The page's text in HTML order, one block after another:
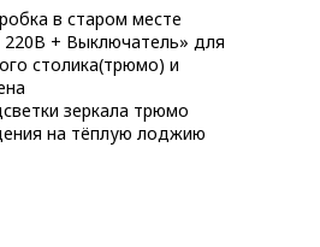
в старом месте
220В + Выключатель» для
столика(трюмо) и
зеркала трюмо
на тёплую лоджию